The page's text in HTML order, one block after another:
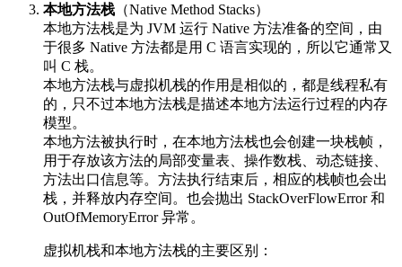
本地方法栈 （Native Method Stacks）
本地方法栈是为 JVM 运行 Native 方法准备的空间，由
于很多 Native 方法都是用 C 语言实现的，所以它通常又
叫 C 栈。
本地方法栈与虚拟机栈的作用是相似的，都是线程私有
的，只不过本地方法栈是描述本地方法运行过程的内存
模型。
本地方法被执行时，在本地方法栈也会创建一块栈帧，
用于存放该方法的局部变量表、操作数栈、动态链接、
方法出口信息等。方法执行结束后，相应的栈帧也会出
栈，并释放内存空间。也会抛出 StackOverFlowError 和
OutOfMemoryError 异常。
虚拟机栈和本地方法栈的主要区别：